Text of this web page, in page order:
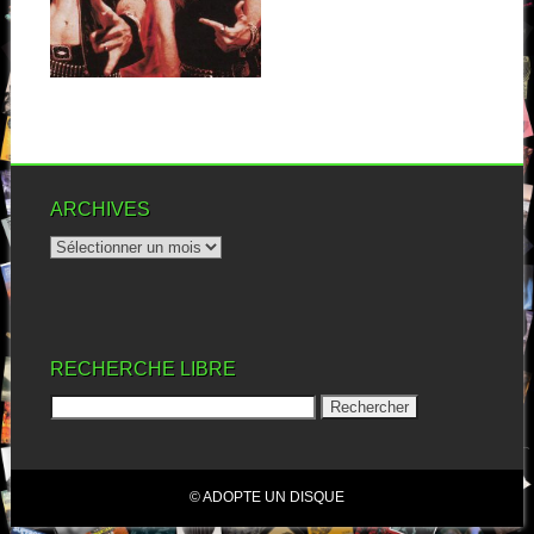
Quoi ? Encore du death metal
? Ah ben non, vu...
▶
ARCHIVES
RECHERCHE LIBRE
© ADOPTE UN DISQUE